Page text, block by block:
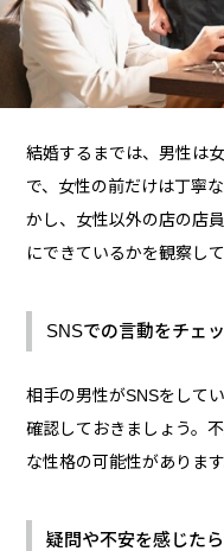
結婚するまでは、男性は
で、女性の前だけは丁寧
かし、女性以外の店の店
にできているかを観察し
SNSでの言動をチェ
相手の男性がSNSをして
確認しておきましょう。
な性格の可能性があります
疑問や不安を感じた